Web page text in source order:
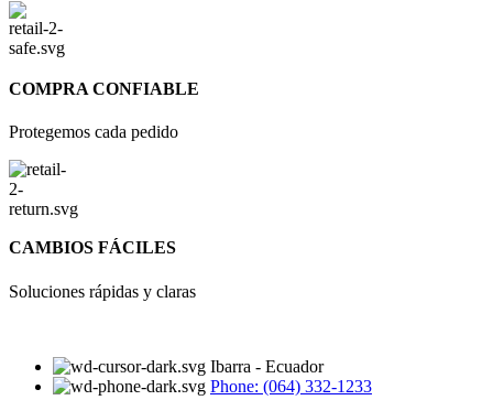
COMPRA CONFIABLE
Protegemos cada pedido
CAMBIOS FÁCILES
Soluciones rápidas y claras
Ibarra - Ecuador
Phone: (064) 332-1233